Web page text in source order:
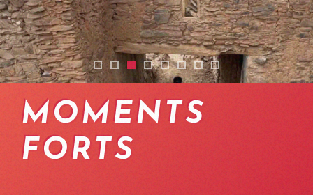
vtt-maroc-08
vtt-enduro-maroc-20
vtt-enduro-maroc-14
enduro-mountainbike-trip-
enduro-mountainbike-trip-
enduro-mountainbike-
vtt-maroc-07
enduro-
MOMENTS
FORTS